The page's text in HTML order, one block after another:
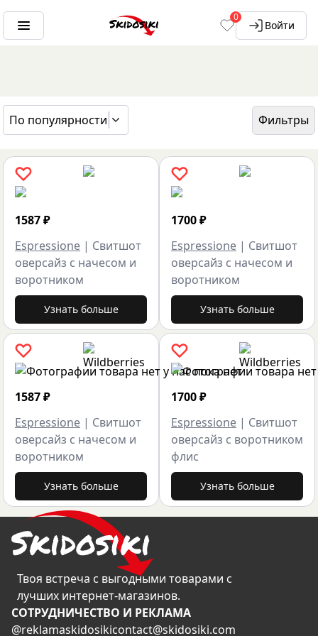
0
Войти
По популярности
Фильтры
ГЛАВНАЯ
БРЕНДЫ
1587₽
Espressione | Свитшот
оверсайз с начесом и
воротником
Узнать больше
1587₽
Espressione | Свитшот
оверсайз с начесом и
воротником
Узнать больше
1700₽
Espressione | Свитшот
оверсайз с начесом и
воротником
Узнать больше
1700₽
Espressione | Свитшот
оверсайз с воротником
флис
Узнать больше
Твоя встреча с выгодными товарами с
лучших интернет-магазинов.
CОТРУДНИЧЕСТВО И РЕКЛАМА
@reklamaskidosikicontact@skidosiki.com